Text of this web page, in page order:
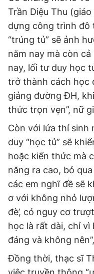
Trần Diệu Thu
dựng công trình đô
“trúng tủ” sẽ ảnh
năm nay mà còn cả
nay, lối tư duy học
trở thành cách học
giảng đường ĐH,
thức trọn vẹn”, nữ
Còn với lứa thí sinh
duy “học tủ” sẽ
hoặc kiến thức mà
năng ra cao, bỏ
các em nghĩ đề sẽ
ơ với không nhỏ
đè’, có nguy cơ
học là rất dài, chỉ vì
đáng và không
Đồng thời, thạc sĩ